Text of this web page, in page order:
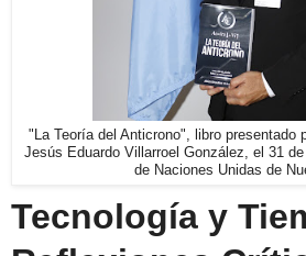
"La Teoría del Anticrono", libro presentado
Jesús Eduardo Villarroel González, el 31
de Naciones Unidas de
Tecnología y